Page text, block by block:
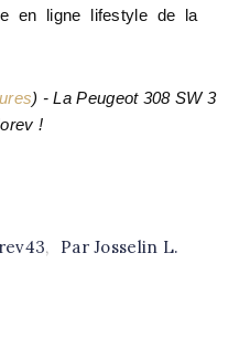
en ligne lifestyle de la
) -La Peugeot 308 SW 3
!
, Par Josselin L.